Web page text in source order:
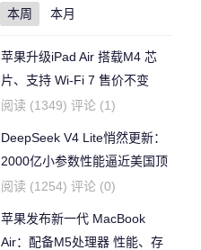
本周 本月
苹果升级iPad Air 搭载M4 芯
片、支持 Wi‑Fi 7 售价不变
阅读 (1349) 评论 (1)
DeepSeek V4 Lite悄然更新：
2000亿小参数性能逼近美国顶
流
阅读 (1254) 评论 (0)
苹果发布新一代 MacBook
Air：配备M5处理器 性能、存